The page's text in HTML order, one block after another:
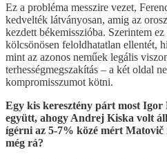
Ez a probléma messzire vezet,
kedvelték látványosan, amig az
kezdett békemisszióba. Szerintem
kölcsönösen feloldhatatlan ellentét,
mint az azonos neműek legális
terhességmegszakítás – a két oldal
kompromisszumot kötni.
Egy kis keresztény párt most
együtt, ahogy Andrej Kiska volt
ígérni az 5-7% közé mért Matovič
még rá?